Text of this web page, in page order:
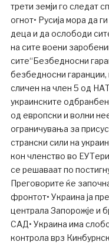
трети земји го следат
огнот• Русија мора да
деца и да ослободи
на сите воени
сите“Безбедносни
безбедносни
сличен на член 5 од
украинските
од европски и волни
ограничувања за
странски сили на
кон членство во
се решаваат по
Преговорите ќе
фронтот• Украина ја
централа Запорожје и
САД• Украина има
контрола врз